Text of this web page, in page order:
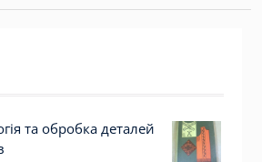
та обробка деталей